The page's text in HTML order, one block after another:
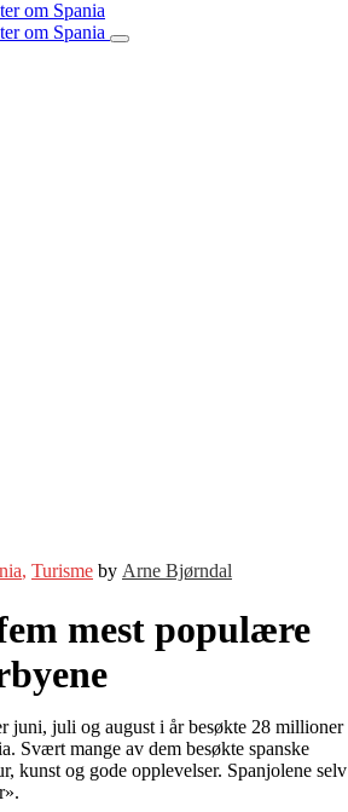
, Turisme by Arne Bjørndal
mest populære
juni, juli og august i år besøkte 28 millioner
Svært mange av dem besøkte spanske
kunst og gode opplevelser. Spanjolene selv